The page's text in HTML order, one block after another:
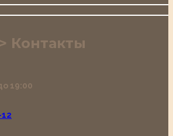
Контакты
19:00